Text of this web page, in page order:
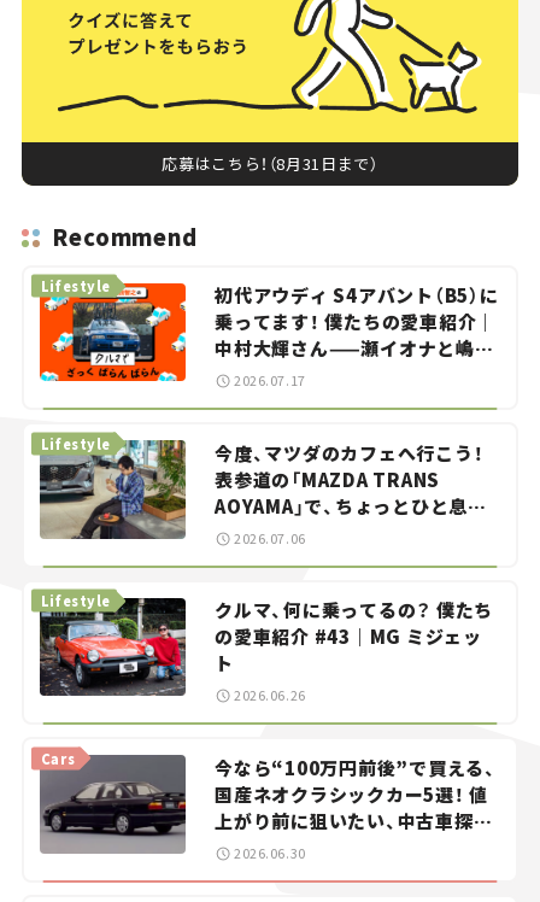
応募はこちら！（8月31日まで）
Recommend
初代アウディ S4アバント（B5）に
乗ってます！ 僕たちの愛車紹介｜
中村大輝さん——瀬イオナと嶋田
智之の「クルマでざっくばらんば
らん！」＃20
Lifestyle
2026.07.17
今度、マツダのカフェへ行こう！
表参道の「MAZDA TRANS
AOYAMA」で、ちょっとひと息。
——連載｜CCGとクルマでどうす
Lifestyle
2026.07.06
クルマ、何に乗ってるの？ 僕たち
の愛車紹介 #43｜MG ミジェッ
ト
Lifestyle
2026.06.26
今なら“100万円前後”で買える、
国産ネオクラシックカー5選！ 値
上がり前に狙いたい、中古車探し
をお手伝い――ちょっとイケてるマ
Cars
2026.06.30